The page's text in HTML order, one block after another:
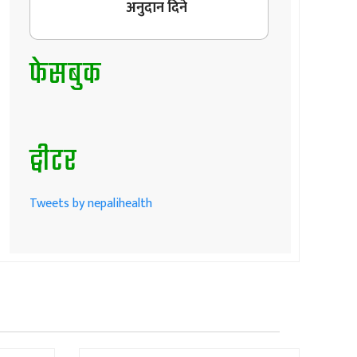
अनुदान दिने
फेसबुक
ट्वीटर
Tweets by nepalihealth